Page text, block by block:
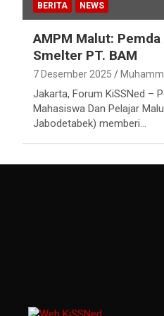
BERITA NEWS
AMPM Malut:
Smelter PT. BAM
7 Desember 2025
Jakarta, Forum KiSSNed –
Mahasiswa Dan Pelajar
Jabodetabek) memberi…